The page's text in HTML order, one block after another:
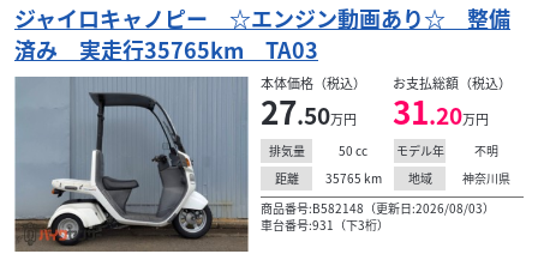
ジャイロキャノピー ☆エンジン動画あり☆ 整備
済み 実走行35765km TA03
本体価格（税込）
27.50万円
お支払総額（税込）
31.20万円
排気量 50 cc モデル年
不明
距離
35765 km 地域
神奈川県
商品番号:B582148（更新日:2026/08/03）
車台番号:931（下3桁）